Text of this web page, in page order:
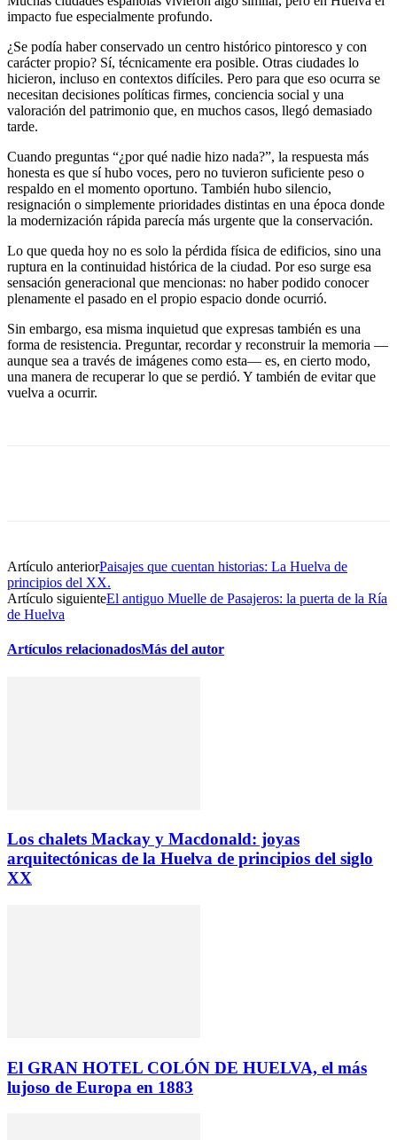
impacto fue especialmente profundo.
¿Se podía haber conservado un centro histórico pintoresco y con
carácter propio? Sí, técnicamente era posible. Otras ciudades lo
hicieron, incluso en contextos difíciles. Pero para que eso ocurra se
necesitan decisiones políticas firmes, conciencia social y una
valoración del patrimonio que, en muchos casos, llegó demasiado
tarde.
Cuando preguntas “¿por qué nadie hizo nada?”, la respuesta más
honesta es que sí hubo voces, pero no tuvieron suficiente peso o
respaldo en el momento oportuno. También hubo silencio,
resignación o simplemente prioridades distintas en una época donde
la modernización rápida parecía más urgente que la conservación.
Lo que queda hoy no es solo la pérdida física de edificios, sino una
ruptura en la continuidad histórica de la ciudad. Por eso surge esa
sensación generacional que mencionas: no haber podido conocer
plenamente el pasado en el propio espacio donde ocurrió.
Sin embargo, esa misma inquietud que expresas también es una
forma de resistencia. Preguntar, recordar y reconstruir la memoria —
aunque sea a través de imágenes como esta— es, en cierto modo,
una manera de recuperar lo que se perdió. Y también de evitar que
vuelva a ocurrir.
Artículo anteriorPaisajes que cuentan historias: La Huelva de
principios del XX.
Artículo siguienteEl antiguo Muelle de Pasajeros: la puerta de la Ría
de Huelva
Artículos relacionadosMás del autor
Los chalets Mackay y Macdonald: joyas
arquitectónicas de la Huelva de principios del siglo
XX
El GRAN HOTEL COLÓN DE HUELVA, el más
lujoso de Europa en 1883